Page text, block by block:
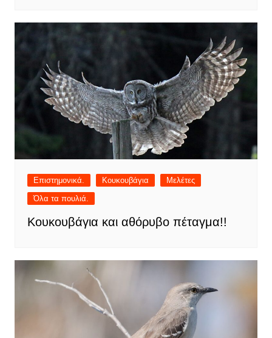
Επιστημονικά. Κουκουβάγια
Μελέτες
Όλα τα πουλιά.
Κουκουβάγια και αθόρυβο πέταγμα!!